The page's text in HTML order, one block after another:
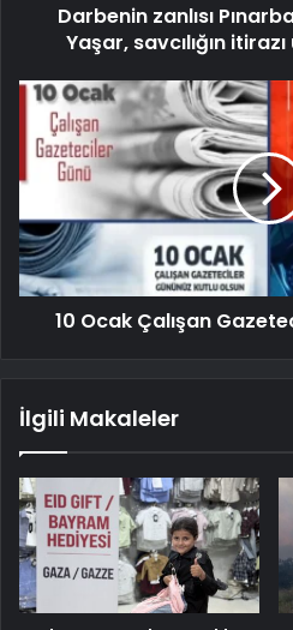
Darbenin zanlısı
Yaşar, savcılığın
10 Ocak Çalışan
İlgili Makaleler